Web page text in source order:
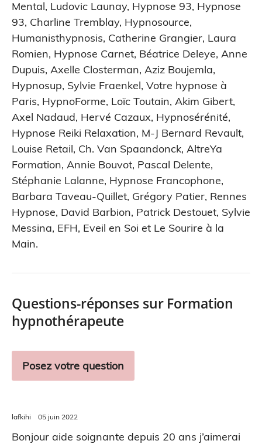
Mental, Ludovic Launay, Hypnose 93, Hypnose
93, Charline Tremblay, Hypnosource,
Humanisthypnosis, Catherine Grangier, Laura
Romien, Hypnose Carnet, Béatrice Deleye, Anne
Dupuis, Axelle Closterman, Aziz Boujemla,
Hypnosup, Sylvie Fraenkel, Votre hypnose à
Paris, HypnoForme, Loïc Toutain, Akim Gibert,
Axel Nadaud, Hervé Cazaux, Hypnosérénité,
Hypnose Reiki Relaxation, M-J Bernard Revault,
Louise Retail, Ch. Van Spaandonck, AltreYa
Formation, Annie Bouvot, Pascal Delente,
Stéphanie Lalanne, Hypnose Francophone,
Barbara Taveau-Quillet, Grégory Patier, Rennes
Hypnose, David Barbion, Patrick Destouet, Sylvie
Messina, EFH, Eveil en Soi et Le Sourire à la
Main.
Questions-réponses sur Formation
hypnothérapeute
Posez votre question
lafkihi 05 juin 2022
Bonjour aide soignante depuis 20 ans j’aimerai